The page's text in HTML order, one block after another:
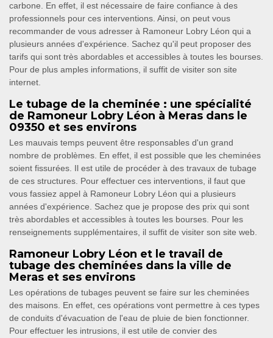
carbone. En effet, il est nécessaire de faire confiance à des
professionnels pour ces interventions. Ainsi, on peut vous
recommander de vous adresser à Ramoneur Lobry Léon qui a
plusieurs années d'expérience. Sachez qu'il peut proposer des
tarifs qui sont très abordables et accessibles à toutes les bourses.
Pour de plus amples informations, il suffit de visiter son site
internet.
Le tubage de la cheminée : une spécialité
de Ramoneur Lobry Léon à Meras dans le
09350 et ses environs
Les mauvais temps peuvent être responsables d'un grand
nombre de problèmes. En effet, il est possible que les cheminées
soient fissurées. Il est utile de procéder à des travaux de tubage
de ces structures. Pour effectuer ces interventions, il faut que
vous fassiez appel à Ramoneur Lobry Léon qui a plusieurs
années d'expérience. Sachez que je propose des prix qui sont
très abordables et accessibles à toutes les bourses. Pour les
renseignements supplémentaires, il suffit de visiter son site web.
Ramoneur Lobry Léon et le travail de
tubage des cheminées dans la ville de
Meras et ses environs
Les opérations de tubages peuvent se faire sur les cheminées
des maisons. En effet, ces opérations vont permettre à ces types
de conduits d'évacuation de l'eau de pluie de bien fonctionner.
Pour effectuer les intrusions, il est utile de convier des